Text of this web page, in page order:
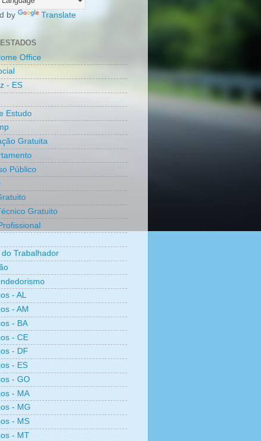
by Translate
Office
- ES
Estudo
Gratuita
Público
Gratuito
do Trabalhador
- AL
- AM
- BA
- CE
- DF
- ES
- GO
- MA
- MG
- MS
- MT